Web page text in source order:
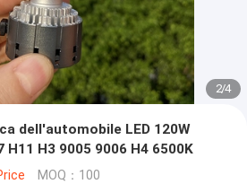
2/4
dell'automobile LED 120W
H11 H3 9005 9006 H4 6500K
MOQ：100